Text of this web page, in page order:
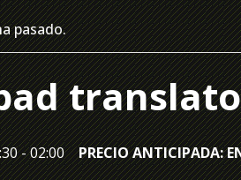
pasado.
-02:00 PRECIO ANTICIPADA: